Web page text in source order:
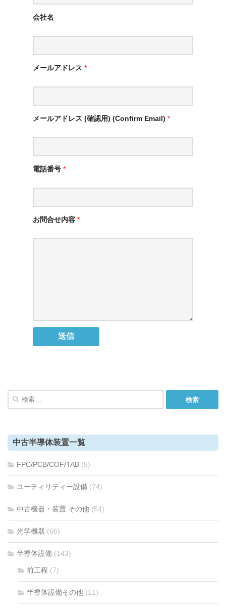
会社名
メールアドレス *
メールアドレス (確認用) (Confirm Email) *
電話番号 *
お問合せ内容 *
検
索:
中古半導体装置一覧
FPC/PCB/COF/TAB (5)
ユーティリティー設備 (74)
中古機器・装置 その他 (54)
光学機器 (66)
半導体設備 (143)
前工程 (7)
半導体設備その他 (11)